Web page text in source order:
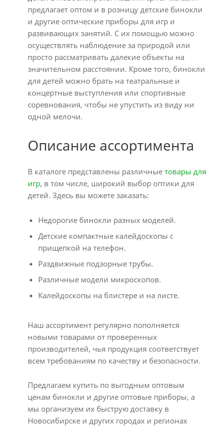
предлагает оптом и в розницу детские бинокли
и другие оптические приборы для игр и
развивающих занятий. С их помощью можно
осуществлять наблюдение за природой или
просто рассматривать далекие объекты на
значительном расстоянии. Кроме того, бинокли
для детей можно брать на театральные и
концертные выступления или спортивные
соревнования, чтобы не упустить из виду ни
одной мелочи.
Описание ассортимента
В каталоге представлены различные товары для
игр, в том числе, широкий выбор оптики для
детей. Здесь вы можете заказать:
Недорогие бинокли разных моделей.
Детские компактные калейдоскопы с
прищепкой на телефон.
Раздвижные подзорные трубы.
Различные модели микроскопов.
Калейдоскопы на блистере и на листе.
Наш ассортимент регулярно пополняется
новыми товарами от проверенных
производителей, чья продукция соответствует
всем требованиям по качеству и безопасности.
Предлагаем купить по выгодным оптовым
ценам бинокли и другие оптовые приборы, а
мы организуем их быструю доставку в
Новосибирске и других городах и регионах